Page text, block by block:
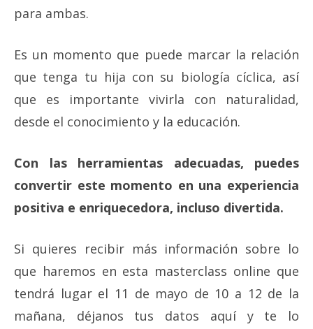
para ambas.
Es un momento que puede marcar la relación
que tenga tu hija con su biología cíclica, así
que es importante vivirla con naturalidad,
desde el conocimiento y la educación.
Con las herramientas adecuadas, puedes
convertir este momento en una experiencia
positiva e enriquecedora, incluso divertida.
Si quieres recibir más información sobre lo
que haremos en esta masterclass online que
tendrá lugar el 11 de mayo de 10 a 12 de la
mañana, déjanos tus datos aquí y te lo